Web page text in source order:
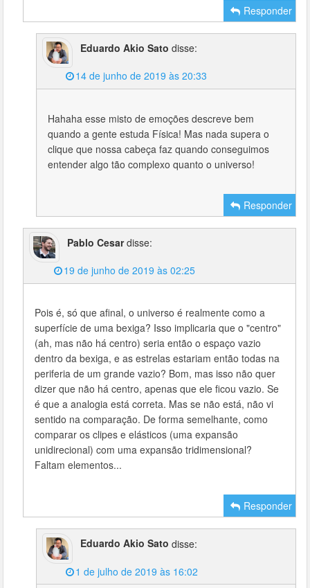
Responder
Eduardo Akio Sato disse:
14 de junho de 2019 às 20:33
Hahaha esse misto de emoções descreve bem
quando a gente estuda Física! Mas nada supera o
clique que nossa cabeça faz quando conseguimos
entender algo tão complexo quanto o universo!
Responder
Pablo Cesar disse:
19 de junho de 2019 às 02:25
Pois é, só que afinal, o universo é realmente como a
superfície de uma bexiga? Isso implicaria que o "centro"
(ah, mas não há centro) seria então o espaço vazio
dentro da bexiga, e as estrelas estariam então todas na
periferia de um grande vazio? Bom, mas isso não quer
dizer que não há centro, apenas que ele ficou vazio. Se
é que a analogia está correta. Mas se não está, não vi
sentido na comparação. De forma semelhante, como
comparar os clipes e elásticos (uma expansão
unidirecional) com uma expansão tridimensional?
Faltam elementos...
Responder
Eduardo Akio Sato disse:
1 de julho de 2019 às 16:02